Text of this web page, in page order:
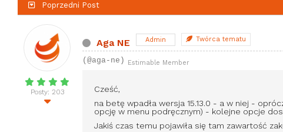
Poprzedni Post
Posty: 203
Aga NE Admin Twórca tematu
(@aga-ne) Estimable Member
Cześć,
na betę wpadła wersja 15.13.0 - a w niej -
opcję w menu podręcznym) - kolejne opcje
Jakiś czas temu pojawiła się tam zawartość